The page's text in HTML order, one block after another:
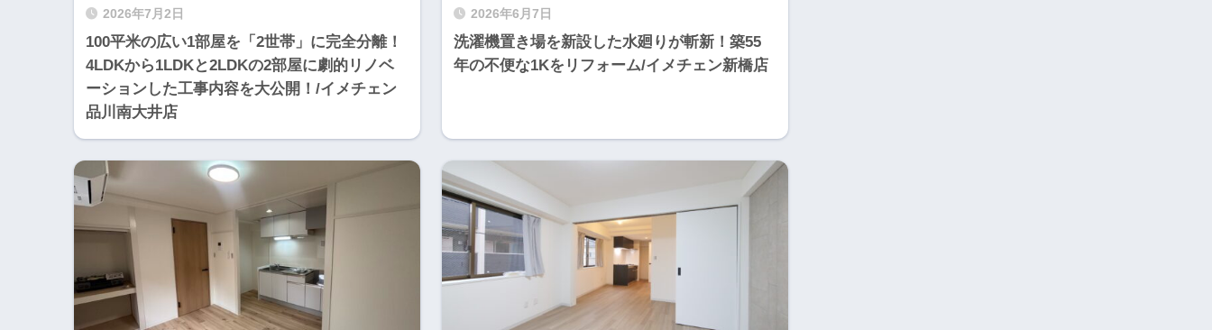
2026年7月2日
100平米の広い1部屋を「2世帯」に完全分離！
4LDKから1LDKと2LDKの2部屋に劇的リノベ
ーションした工事内容を大公開！/イメチェン
品川南大井店
2026年6月7日
洗濯機置き場を新設した水廻りが斬新！築55
年の不便な1Kをリフォーム/イメチェン新橋店